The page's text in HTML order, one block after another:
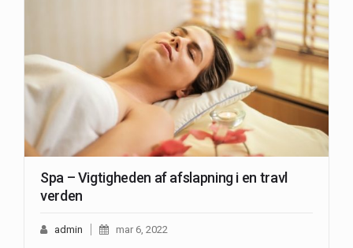
Spa – Vigtigheden af afslapning i en travl
verden
admin mar 6, 2022